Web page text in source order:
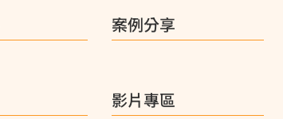
案例分享
影片專區